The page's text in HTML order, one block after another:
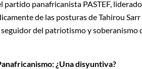
partido panafricanista PASTEF,
de las posturas de Tahirou
del patriotismo y soberanismo
¿Una disyuntiva?